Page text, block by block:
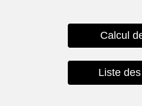
Calcul
Liste